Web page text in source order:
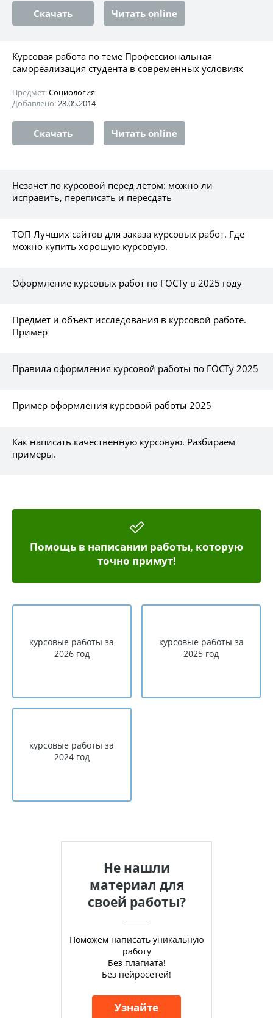
Скачать Читать online
Курсовая работа по теме Профессиональная
самореализация студента в современных условиях
Предмет:Социология
Добавлено:28.05.2014
Скачать Читать online
Незачёт по курсовой перед летом: можно ли
исправить, переписать и пересдать
ТОП Лучших сайтов для заказа курсовых работ. Где
можно купить хорошую курсовую.
Оформление курсовых работ по ГОСТу в 2025 году
Предмет и объект исследования в курсовой работе.
Пример
Правила оформления курсовой работы по ГОСТу 2025
Пример оформления курсовой работы 2025
Как написать качественную курсовую. Разбираем
примеры.
Помощь в написании работы, которую
точно примут!
курсовые работы за
2026 год
курсовые работы за
2025 год
курсовые работы за
2024 год
Не нашли
материал для
своей работы?
Поможем написать уникальную
работу
Без плагиата!
Без нейросетей!
Узнайте